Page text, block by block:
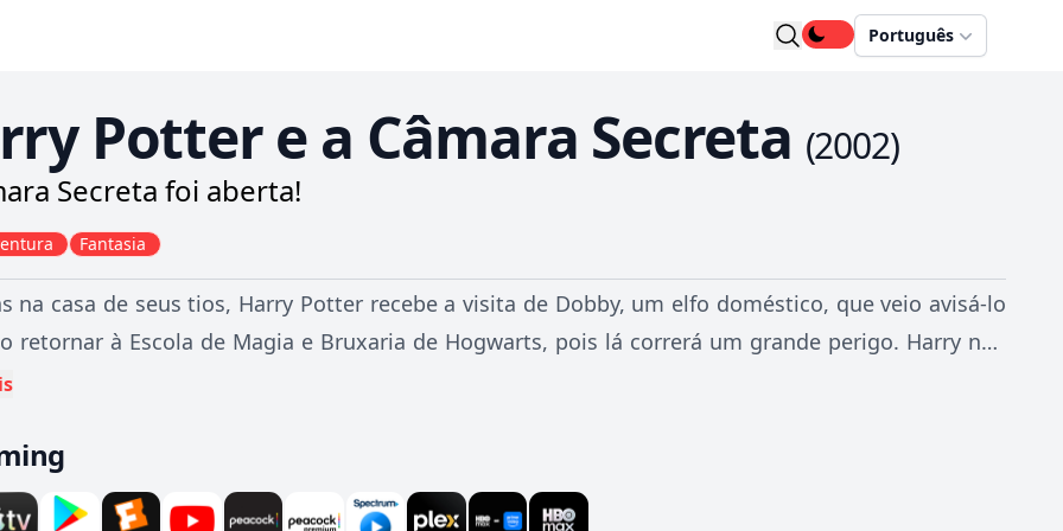
Português
Potter e a Câmara Secreta (2002)
Secreta foi aberta!
Fantasia
na casa de seus tios, Harry Potter recebe a visita de Dobby, um elfo doméstico, que veio avisá-lo
retornar à Escola de Magia e Bruxaria de Hogwarts, pois lá correrá um grande perigo. Harry não
e decide retornar aos estudos, enfrentando um segundo ano recheado de novidades. Uma
de fazer marketing pessoal. Porém, o aviso de Dobby se confirma e logo toda Hogwarts está
em um mistério que resulta no aparecimento de alunos petrificados.